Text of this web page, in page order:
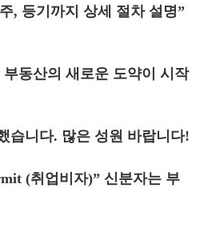
, 등기까지 상세 절차 설명”
부동산의 새로운 도약이 시작
습니다. 많은 성원 바랍니다!
(취업비자)” 신분자는 부